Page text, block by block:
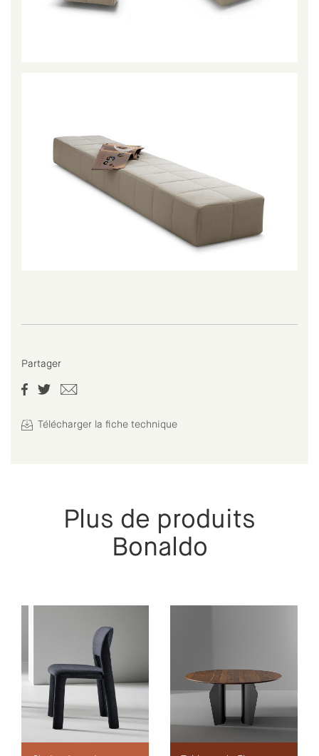
Partager
Télécharger la fiche technique
Plus de produits
Bonaldo